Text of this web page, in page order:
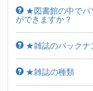
★図書館の中でパ
ができますか？
★雑誌のバックナ
★雑誌の種類